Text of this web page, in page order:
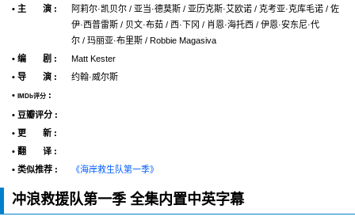
• 主 演 :
阿莉尔·凯贝尔 / 亚当·德莫斯 / 亚历克斯·艾欧诺 / 克考亚·克库毛诺 / 佐
伊·西普雷斯 / 贝文·布茹 / 西·下冈 / 肖恩·海托西 / 伊恩·安东尼·代
尔 / 玛丽亚·布里斯 / Robbie Magasiva
• 编 剧 :
Matt Kester
• 导 演 :
约翰·威尔斯
•
IMDb评分 :
• 豆瓣评分 :
• 更 新 :
• 翻 译 :
• 类似推荐 :
《海岸救生队第一季》
冲浪救援队第一季 全集内置中英字幕